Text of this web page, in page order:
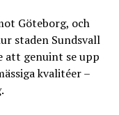
Göteborg, och
staden Sundsvall
att genuint se upp
kvalitéer –